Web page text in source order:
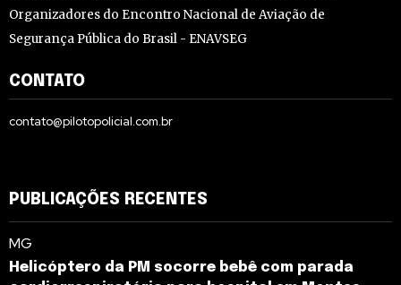
Organizadores do Encontro Nacional de Aviação de
Segurança Pública do Brasil - ENAVSEG
CONTATO
contato@pilotopolicial.com.br
PUBLICAÇÕES RECENTES
MG
Helicóptero da PM socorre bebê com parada